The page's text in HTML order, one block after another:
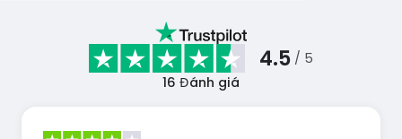
4.5 / 5
16 Đánh giá